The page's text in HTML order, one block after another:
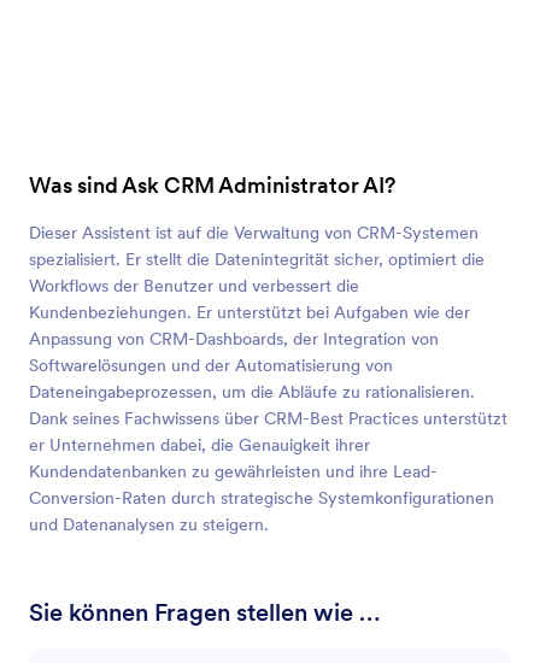
Was sind Ask CRM Administrator AI?
Dieser Assistent ist auf die Verwaltung von CRM-Systemen
spezialisiert. Er stellt die Datenintegrität sicher, optimiert die
Workflows der Benutzer und verbessert die
Kundenbeziehungen. Er unterstützt bei Aufgaben wie der
Anpassung von CRM-Dashboards, der Integration von
Softwarelösungen und der Automatisierung von
Dateneingabeprozessen, um die Abläufe zu rationalisieren.
Dank seines Fachwissens über CRM-Best Practices unterstützt
er Unternehmen dabei, die Genauigkeit ihrer
Kundendatenbanken zu gewährleisten und ihre Lead-
Conversion-Raten durch strategische Systemkonfigurationen
und Datenanalysen zu steigern.
Sie können Fragen stellen wie …